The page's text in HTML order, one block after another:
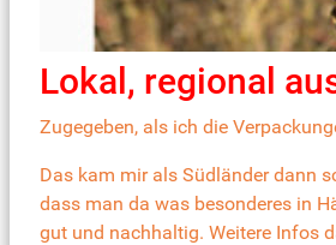
Lokal, regional
Zugegeben, als ich die
Das kam mir als Südländer dann
dass man da was besonderes in
gut und nachhaltig. Weitere Infos